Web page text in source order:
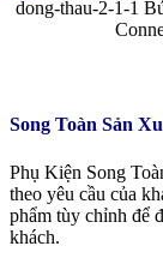
Song Toàn Sản
Phụ Kiện Song
theo yêu cầu của
phẩm tùy chỉnh để
khách.